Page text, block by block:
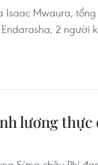
Mwaura,
2 người
lương thực